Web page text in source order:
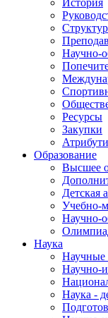
История
Научно-
Ресурсы
Закупки
Образование
Высшее
Детская
Учебно-
Научно-
Наука
Научные
Научно-
Наука -